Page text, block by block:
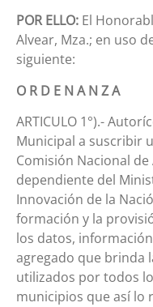
POR ELLO: El
Alvear, Mza.; en uso
siguiente:
O R D E N A N Z A
ARTICULO 1°).-
Municipal a suscribir
Comisión Nacional de
dependiente del
Innovación de la
formación y la
los datos,
agregado que brinda
utilizados por todos
municipios que así lo